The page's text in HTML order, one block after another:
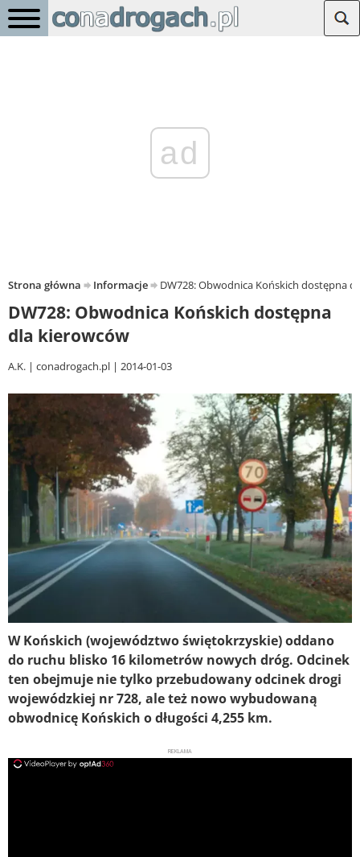
ad
Strona główna Informacje DW728: Obwodnica Końskich dostępna
DW728: Obwodnica Końskich dostępna
dla kierowców
A.K. conadrogach.pl 2014-01-03
W Końskich (województwo świętokrzyskie) oddano
do ruchu blisko 16 kilometrów nowych dróg. Odcinek
ten obejmuje nie tylko przebudowany odcinek drogi
wojewódzkiej nr 728, ale też nowo wybudowaną
obwodnicę Końskich o długości 4,255 km.
REKLAMA